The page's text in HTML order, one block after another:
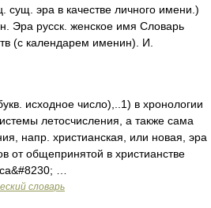
сущ. эра в качестве личного имени.)
Эра русск. женское имя Словарь
(с календарем именин). И.
исходное число),..1) в хронологии
летосчисления, а также сама
напр. христианская, или новая, эра
от общепринятой в христианстве
…
словарь